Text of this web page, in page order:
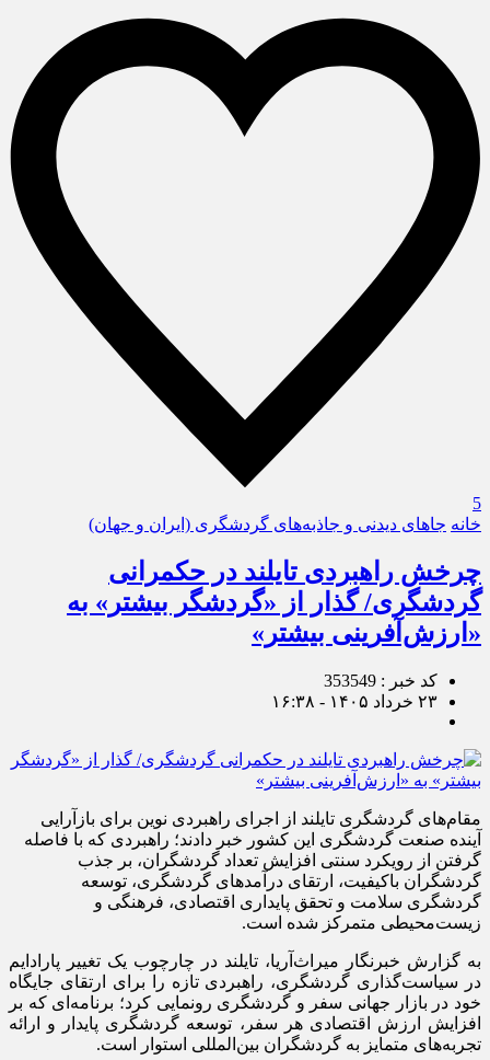
5
خانه جاهای دیدنی و جاذبه‌های گردشگری (ایران و جهان)
چرخش راهبردی تایلند در حکمرانی
گردشگری/ گذار از «گردشگر بیشتر» به
«ارزش‌آفرینی بیشتر»
کد خبر : 353549
۲۳ خرداد ۱۴۰۵ - ۱۶:۳۸
مقام‌های گردشگری تایلند از اجرای راهبردی نوین برای بازآرایی
آینده صنعت گردشگری این کشور خبر دادند؛ راهبردی که با فاصله
گرفتن از رویکرد سنتی افزایش تعداد گردشگران، بر جذب
گردشگران باکیفیت، ارتقای درآمدهای گردشگری، توسعه
گردشگری سلامت و تحقق پایداری اقتصادی، فرهنگی و
زیست‌محیطی متمرکز شده است.
به گزارش خبرنگار میراث‌آریا، تایلند در چارچوب یک تغییر پارادایم
در سیاست‌گذاری گردشگری، راهبردی تازه را برای ارتقای جایگاه
خود در بازار جهانی سفر و گردشگری رونمایی کرد؛ برنامه‌ای که بر
افزایش ارزش اقتصادی هر سفر، توسعه گردشگری پایدار و ارائه
تجربه‌های متمایز به گردشگران بین‌المللی استوار است.